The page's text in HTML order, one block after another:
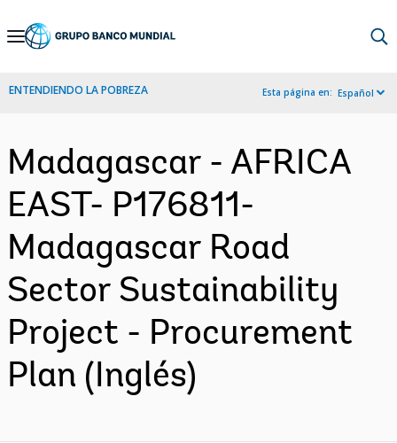
Skip
Navigation
ENTENDIENDO LA POBREZA Esta página en: Español
Madagascar - AFRICA
EAST- P176811-
Madagascar Road
Sector Sustainability
Project - Procurement
Plan (Inglés)